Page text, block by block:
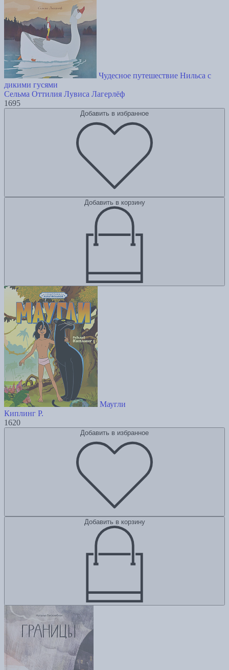
Чудесное путешествие Нильса с
дикими гусями
Сельма Оттилия Лувиса Лагерлёф
1695
Добавить в избранное
Добавить в корзину
Маугли
Киплинг Р.
1620
Добавить в избранное
Добавить в корзину